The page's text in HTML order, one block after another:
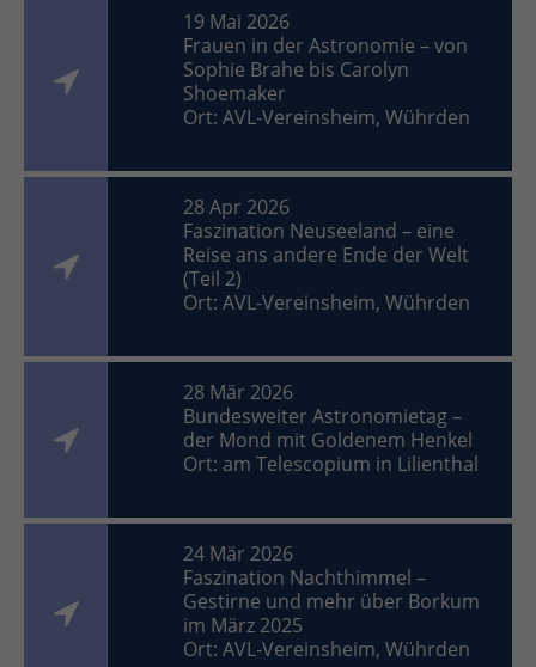
19 Mai 2026
Frauen in der Astronomie – von
Sophie Brahe bis Carolyn
Shoemaker
Ort: AVL-Vereinsheim, Wührden
28 Apr 2026
Faszination Neuseeland – eine
Reise ans andere Ende der Welt
(Teil 2)
Ort: AVL-Vereinsheim, Wührden
28 Mär 2026
Bundesweiter Astronomietag –
der Mond mit Goldenem Henkel
Ort: am Telescopium in Lilienthal
24 Mär 2026
Faszination Nachthimmel –
Gestirne und mehr über Borkum
im März 2025
Ort: AVL-Vereinsheim, Wührden